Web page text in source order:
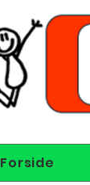
Forside